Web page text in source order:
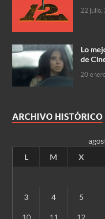
22 julio,
Lo
de
20
ARCHIVO HISTÓRICO
L
M X
3 4 5
10 11 12